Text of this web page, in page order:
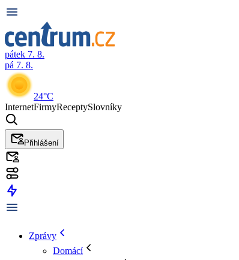
pátek 7. 8.
pá 7. 8.
24°C
InternetFirmyReceptySlovníky
Přihlášení
Zprávy
Domácí